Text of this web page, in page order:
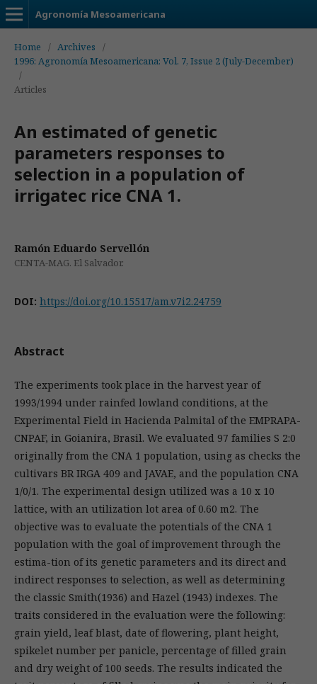
Agronomía Mesoamericana
Home / Archives
/
1996: Agronomía Mesoamericana: Vol. 7, Issue 2 (July-December)
/
Articles
An estimated of genetic
parameters responses to
selection in a population of
irrigatec rice CNA 1.
Ramón Eduardo Servellón
CENTA-MAG. El Salvador.
DOI: https://doi.org/10.15517/am.v7i2.24759
Abstract
The experiments took place in the harvest year of
1993/1994 under rainfed lowland conditions, at the
Experimental Field in Hacienda Palmital of the EMPRAPA-
CNPAF, in Goianira, Brasil. We evaluated 97 families S 2:0
originally from the CNA 1 population, using as checks the
cultivars BR IRGA 409 and JAVAE, and the population CNA
1/0/1. The experimental design utilized was a 10 x 10
lattice, with an utilization lot area of 0.60 m2. The
objective was to evaluate the potentials of the CNA 1
population with the goal of improvement through the
estima-tion of its genetic parameters and its direct and
indirect responses to selection, as well as determining
the classic Smith(1936) and Hazel (1943) indexes. The
traits considered in the evaluation were the following:
grain yield, leaf blast, date of flowering, plant height,
spikelet number per panicle, percentage of filled grain
and dry weight of 100 seeds. The results indicated the